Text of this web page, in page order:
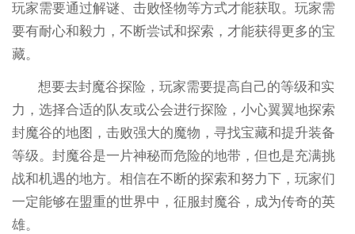
玩家需要通过解谜、击败怪物等方式才能获取。玩家需
要有耐心和毅力，不断尝试和探索，才能获得更多的宝
藏。
想要去封魔谷探险，玩家需要提高自己的等级和实
力，选择合适的队友或公会进行探险，小心翼翼地探索
封魔谷的地图，击败强大的魔物，寻找宝藏和提升装备
等级。封魔谷是一片神秘而危险的地带，但也是充满挑
战和机遇的地方。相信在不断的探索和努力下，玩家们
一定能够在盟重的世界中，征服封魔谷，成为传奇的英
雄。